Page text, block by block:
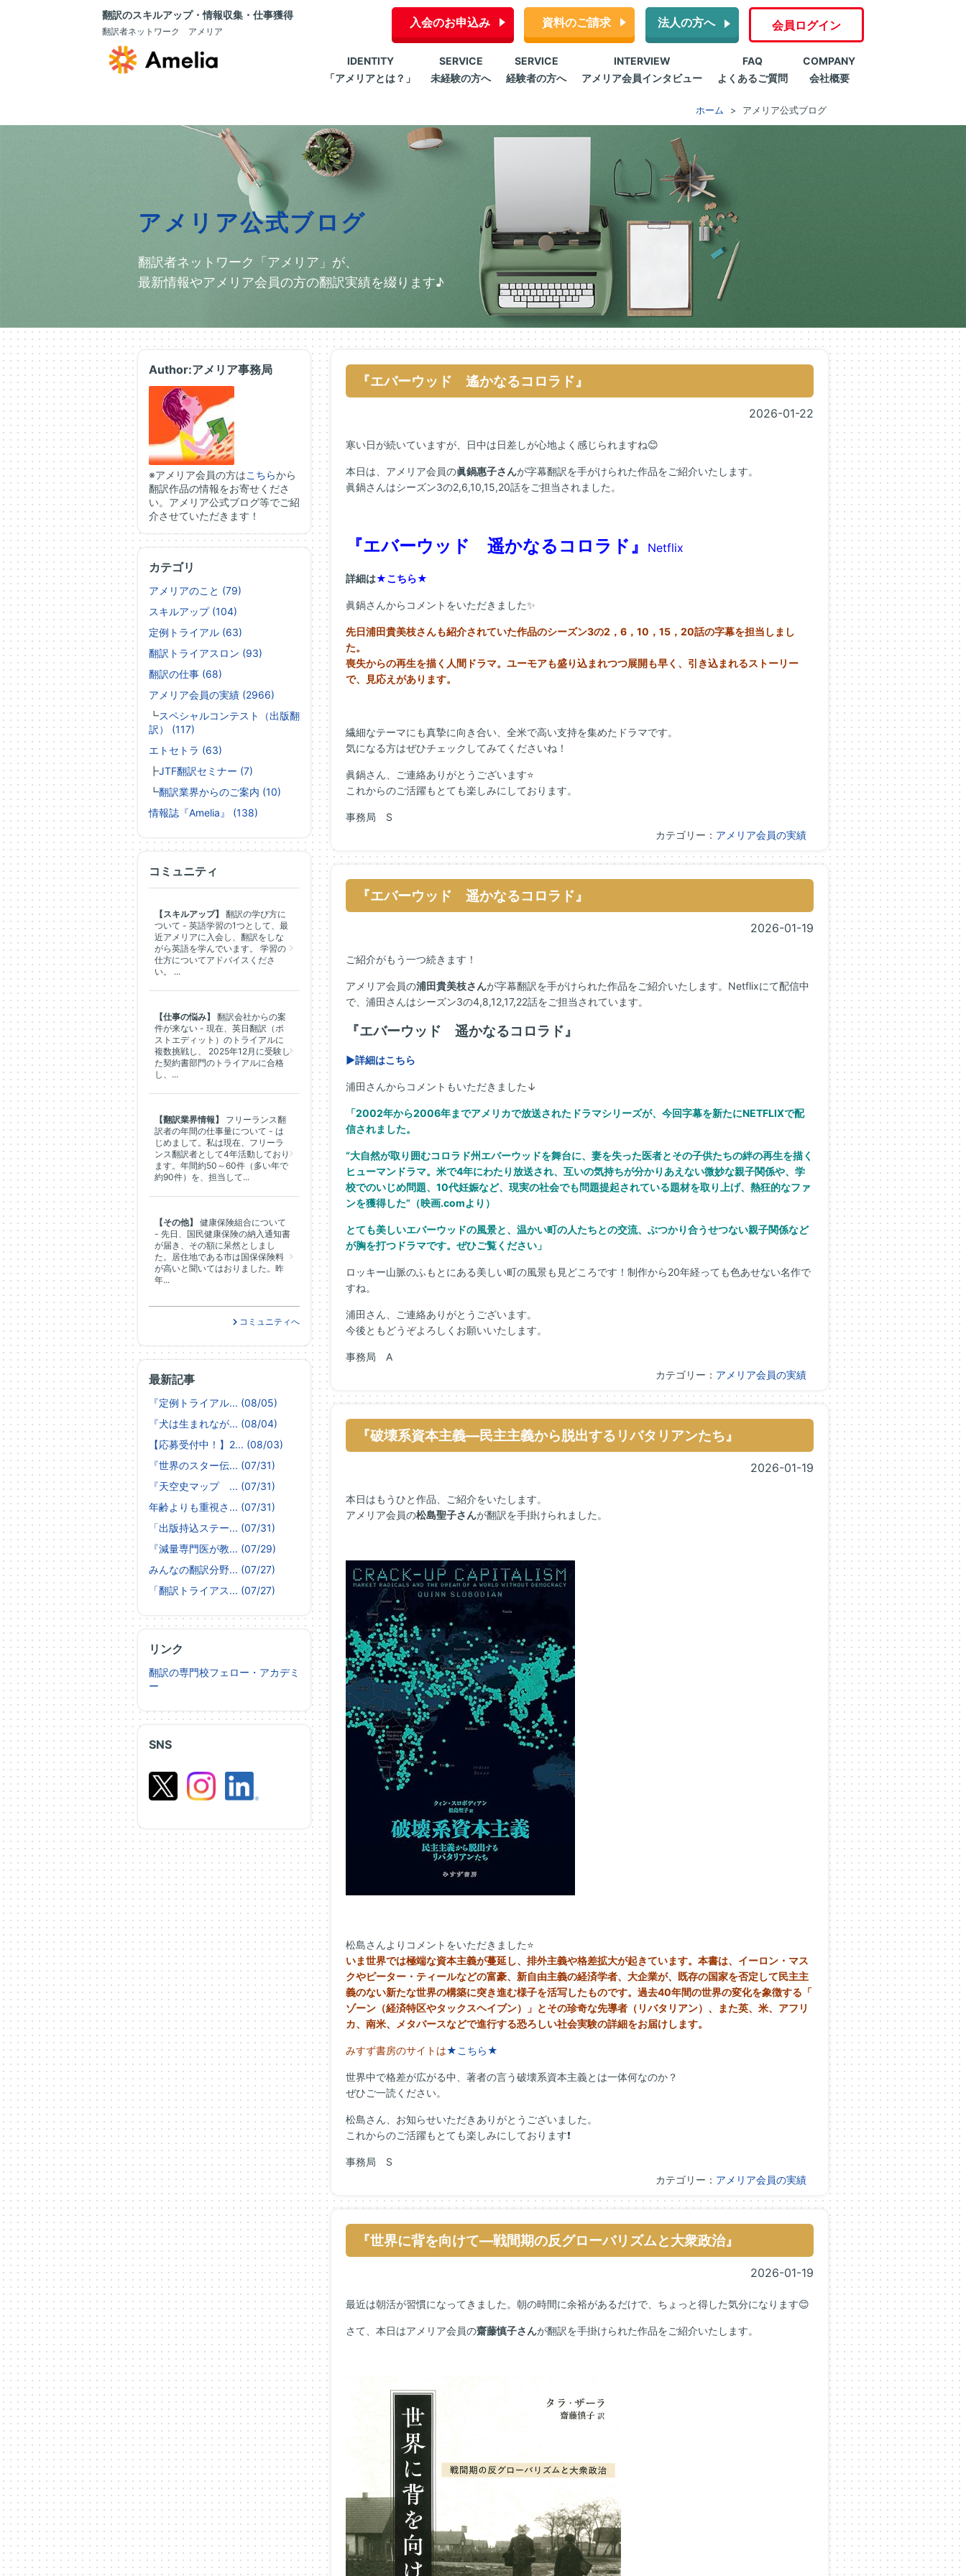
翻訳のスキルアップ・情報収集・仕事獲得
翻訳者ネットワーク アメリア
入会のお申込み 資料のご請求 法人の方へ 会員ログイン
IDENTITY
「アメリアとは？」
SERVICE
未経験の方へ
SERVICE
経験者の方へ
INTERVIEW
アメリア会員インタビュー
FAQ
よくあるご質問
COMPANY
会社概要
ホーム アメリア公式ブログ
アメリア公式ブログ
翻訳者ネットワーク「アメリア」が、
最新情報やアメリア会員の方の翻訳実績を綴ります♪
『エバーウッド 遙かなるコロラド』
2026-01-22
寒い日が続いていますが、日中は日差しが心地よく感じられますね😊
本日は、アメリア会員の眞鍋惠子さんが字幕翻訳を手がけられた作品をご紹介いたします。
眞鍋さんはシーズン3の2,6,10,15,20話をご担当されました。
『エバーウッド 遥かなるコロラド』 Netflix
詳細は★こちら★
眞鍋さんからコメントをいただきました✨
先日浦田貴美枝さんも紹介されていた作品のシーズン3の2，6， 10，15，20話の字幕を担当しまし
た。
喪失からの再生を描く人間ドラマ。 ユーモアも盛り込まれつつ展開も早く、 引き込まれるストーリー
で、見応えがあります。
繊細なテーマにも真摯に向き合い、全米で高い支持を集めたドラマです。
気になる方はぜひチェックしてみてくださいね！
眞鍋さん、ご連絡ありがとうございます⭐
これからのご活躍もとても楽しみにしております。
事務局 S
カテゴリー： アメリア会員の実績
『エバーウッド 遥かなるコロラド』
2026-01-19
ご紹介がもう一つ続きます！
アメリア会員の浦田貴美枝さんが字幕翻訳を手がけられた作品をご紹介いたします。Netflixにて配信中
で、浦田さんはシーズン3の4,8,12,17,22話をご担当されています。
『エバーウッド 遥かなるコロラド』
▶詳細はこちら
浦田さんからコメントもいただきました↓
「2002年から2006年までアメリカで放送されたドラマシリーズが、今回字幕を新たにNETFLIXで配
信されました。
“大自然が取り囲むコロラド州エバーウッドを舞台に、妻を失った医者とその子供たちの絆の再生を描く
ヒューマンドラマ。米で4年にわたり放送され、互いの気持ちが分かりあえない微妙な親子関係や、学
校でのいじめ問題、10代妊娠など、現実の社会でも問題提起されている題材を取り上げ、熱狂的なファ
ンを獲得した”（映画.comより）
とても美しいエバーウッドの風景と、温かい町の人たちとの交流、ぶつかり合うせつない親子関係など
が胸を打つドラマです。ぜひご覧ください」
ロッキー山脈のふもとにある美しい町の風景も見どころです！制作から20年経っても色あせない名作で
すね。
浦田さん、ご連絡ありがとうございます。
今後ともどうぞよろしくお願いいたします。
事務局 A
カテゴリー： アメリア会員の実績
『破壊系資本主義―民主主義から脱出するリバタリアンたち』
2026-01-19
本日はもうひと作品、ご紹介をいたします。
アメリア会員の松島聖子さんが翻訳を手掛けられました。
松島さんよりコメントをいただきました⭐
いま世界では極端な資本主義が蔓延し、 排外主義や格差拡大が起きています。本書は、イーロン・ マス
クやピーター・ティールなどの富豪、新自由主義の経済学者、 大企業が、 既存の国家を否定して民主主
義のない新たな世界の構築に突き進む様子を活写したものです。過去40年間の世界の変化を象徴する「
ゾーン（経済特区やタックスヘイブン）」とその珍奇な先導者（ リバタリアン）、また英、米、アフリ
カ、南米、
メタバースなどで進行する恐ろしい社会実験の詳細をお届けします。
みすず書房のサイトは★こちら★
世界中で格差が広がる中、著者の言う破壊系資本主義とは一体何なのか？
ぜひご一読ください。
松島さん、お知らせいただきありがとうございました。
これからのご活躍もとても楽しみにしております❗
事務局 S
カテゴリー： アメリア会員の実績
『世界に背を向けて―戦間期の反グローバリズムと大衆政治』
2026-01-19
最近は朝活が習慣になってきました。朝の時間に余裕があるだけで、ちょっと得した気分になります😊
さて、本日はアメリア会員の齋藤慎子さんが翻訳を手掛けられた作品をご紹介いたします。
Author:アメリア事務局
※アメリア会員の方はこちらから
翻訳作品の情報をお寄せくださ
い。アメリア公式ブログ等でご紹
介させていただきます！
SNS
カテゴリ
アメリアのこと (79)
スキルアップ (104)
定例トライアル (63)
翻訳トライアスロン (93)
翻訳の仕事 (68)
アメリア会員の実績 (2966)
┗スペシャルコンテスト（出版翻
訳） (117)
エトセトラ (63)
┣JTF翻訳セミナー (7)
┗翻訳業界からのご案内 (10)
情報誌『Amelia』 (138)
最新記事
『定例トライアル... (08/05)
『犬は生まれなが... (08/04)
【応募受付中！】2... (08/03)
『世界のスター伝... (07/31)
『天空史マップ ... (07/31)
年齢よりも重視さ... (07/31)
「出版持込ステー... (07/31)
『減量専門医が教... (07/29)
みんなの翻訳分野... (07/27)
「翻訳トライアス... (07/27)
リンク
翻訳の専門校フェロー・アカデミ
ー
コミュニティ
【スキルアップ】
翻訳の学び方に
ついて - 英語学習の1つとして、最
近アメリアに入会し、翻訳をしな
がら英語を学んでいます。 学習の
仕方についてアドバイスくださ
い。 ...
【仕事の悩み】
翻訳会社からの案
件が来ない - 現在、英日翻訳（ポ
ストエディット）のトライアルに
複数挑戦し、 2025年12月に受験し
た契約書部門のトライアルに合格
し、...
【翻訳業界情報】
フリーランス翻
訳者の年間の仕事量について - は
じめまして。私は現在、フリーラ
ンス翻訳者として4年活動しており
ます。年間約50～60件（多い年で
約90件）を、担当して...
【その他】
健康保険組合について
- 先日、国民健康保険の納入通知書
が届き、その額に呆然としまし
た。居住地である市は国保保険料
が高いと聞いてはおりました。昨
年...
コミュニティへ